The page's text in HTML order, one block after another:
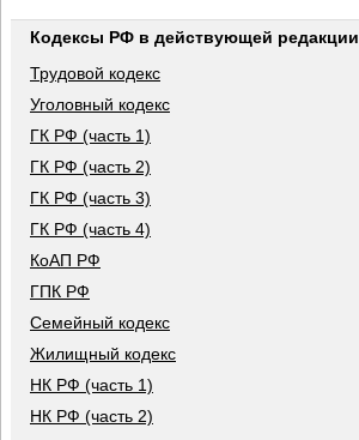
Кодексы РФ в действующей редакции
Трудовой кодекс
Уголовный кодекс
ГК РФ (часть 1)
ГК РФ (часть 2)
ГК РФ (часть 3)
ГК РФ (часть 4)
КоАП РФ
ГПК РФ
Семейный кодекс
Жилищный кодекс
НК РФ (часть 1)
НК РФ (часть 2)